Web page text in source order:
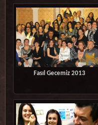
Fasıl Gecemiz 2013